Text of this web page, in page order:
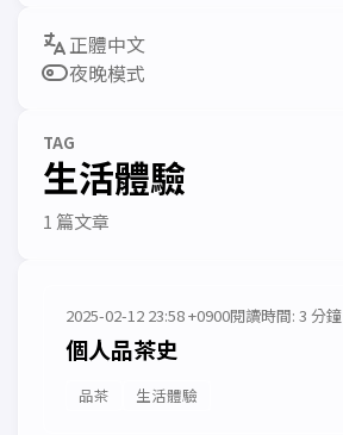
夜晚模式
TAG
生活體驗
1 篇文章
2025-02-12 23:58 +0900閱讀時間: 3 分鐘
個人品茶史
品茶 生活體驗